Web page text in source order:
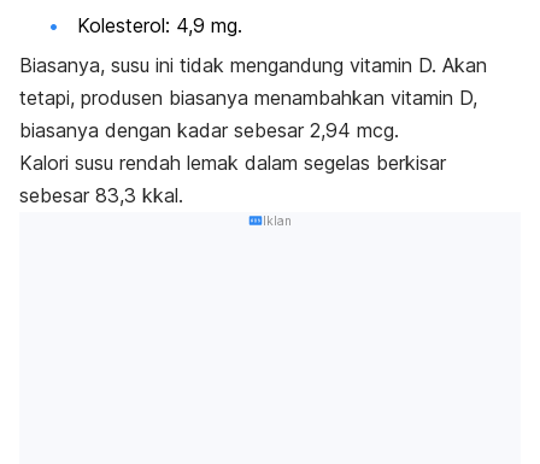
Kolesterol: 4,9 mg.
Biasanya, susu ini tidak mengandung vitamin D. Akan
tetapi, produsen biasanya menambahkan vitamin D,
biasanya dengan kadar sebesar 2,94 mcg.
Kalori susu rendah lemak dalam segelas berkisar
sebesar 83,3 kkal.
Iklan